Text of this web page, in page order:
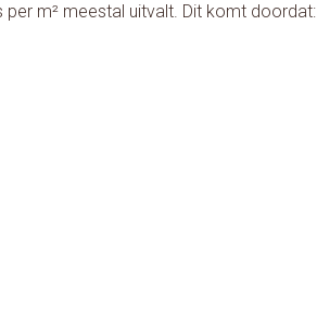
m² meestal uitvalt. Dit komt doordat: